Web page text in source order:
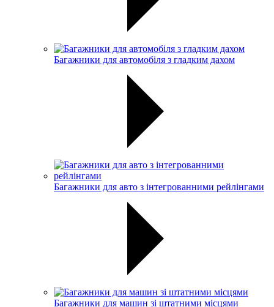
Багажники для автомобіля з гладким дахом
Багажники для авто з інтегрованними рейлінгами
Багажники для машин зі штатними місцями